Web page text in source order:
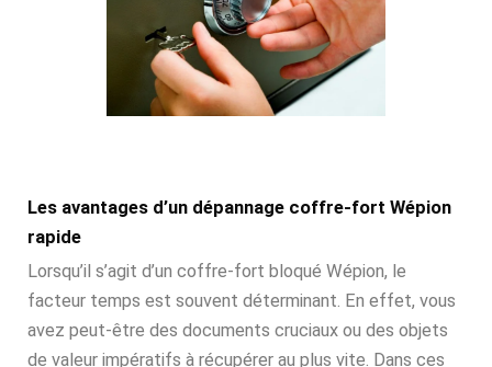
Les avantages d’un dépannage coffre-fort Wépion
rapide
Lorsqu’il s’agit d’un coffre-fort bloqué Wépion, le
facteur temps est souvent déterminant. En effet, vous
avez peut-être des documents cruciaux ou des objets
de valeur impératifs à récupérer au plus vite. Dans ces